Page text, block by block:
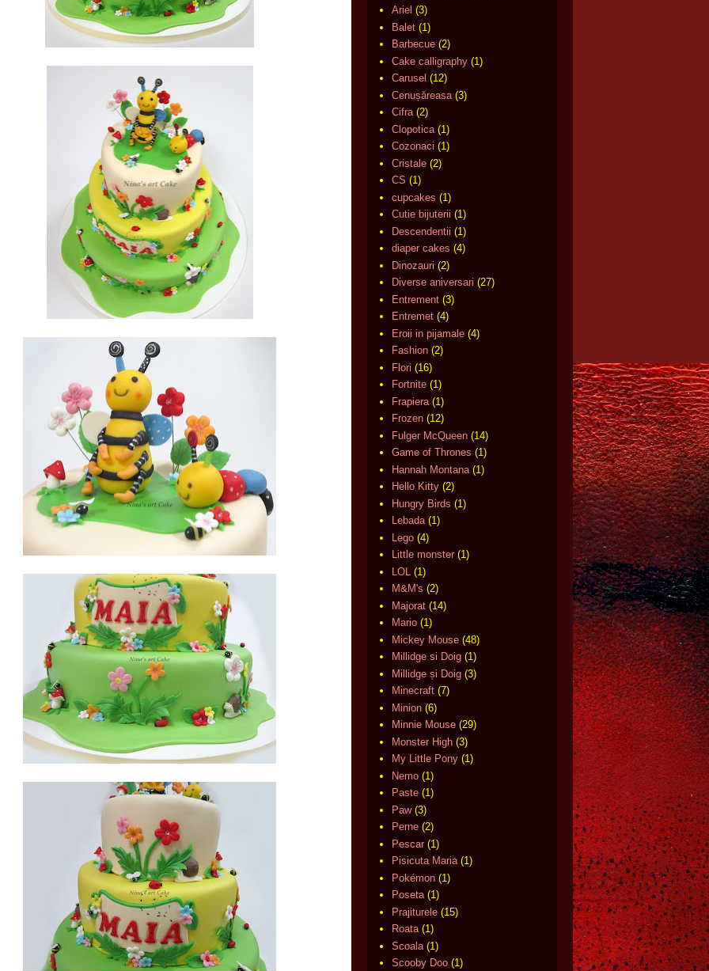
Ariel (3)
Balet (1)
Barbecue (2)
Cake calligraphy (1)
Carusel (12)
Cenușăreasa (3)
Cifra (2)
Clopotica (1)
Cozonaci (1)
Cristale (2)
CS (1)
cupcakes (1)
Cutie bijuterii (1)
Descendentii (1)
diaper cakes (4)
Dinozauri (2)
Diverse aniversari (27)
Entrement (3)
Entremet (4)
Eroii in pijamale (4)
Fashion (2)
Flori (16)
Fortnite (1)
Frapiera (1)
Frozen (12)
Fulger McQueen (14)
Game of Thrones (1)
Hannah Montana (1)
Hello Kitty (2)
Hungry Birds (1)
Lebada (1)
Lego (4)
Little monster (1)
LOL
(1)
M&M's (2)
Majorat (14)
Mario (1)
Mickey Mouse (48)
Millidge si Doig (1)
Millidge și Doig (3)
Minecraft (7)
Minion (6)
Minnie Mouse (29)
Monster High (3)
My Little Pony (1)
Nemo (1)
Paste (1)
Paw (3)
Perne (2)
Pescar (1)
Pisicuta Maria (1)
Pokémon (1)
Poseta (1)
Prajiturele (15)
Roata (1)
Scoala (1)
Scooby Doo (1)